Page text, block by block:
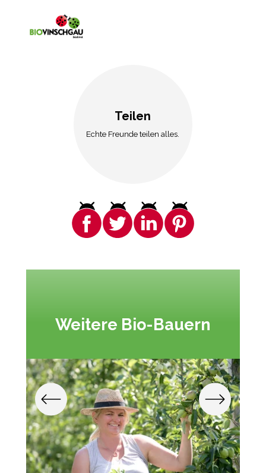
Teilen
Echte Freunde teilen alles.
Weitere Bio-Bauern